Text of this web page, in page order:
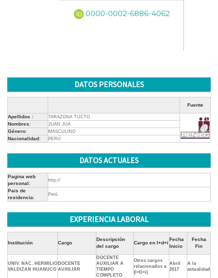
0000-0002-6886-4062
DATOS PERSONALES
Fuente
Apellidos : TARAZONA TUCTO
Nombres: JUAN JUA
Género: MASCULINO
Nacionalidad: PERÚ
DATOS ACTUALES
Pagina web
personal:
http://
Pais de
residencia:
Perú
EXPERIENCIA LABORAL
Institución Cargo
Descripción
del cargo
Cargo en I+d+i
Fecha
Inicio
Fecha
Fin
UNIV. NAC. HERMILIO
VALDIZAN HUANUCO
DOCENTE
AUXILIAR
DOCENTE
AUXILIAR A
TIEMPO
COMPLETO
Otros cargos
relacionados a
(I+D+i)
Abril
2017
A la
actualidad